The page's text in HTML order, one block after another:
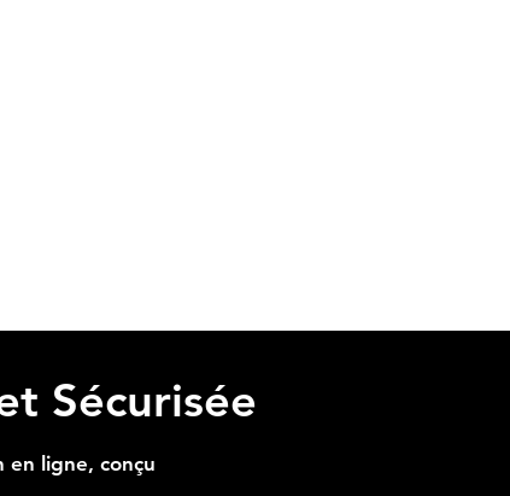
Sécurisée
en ligne, conçu